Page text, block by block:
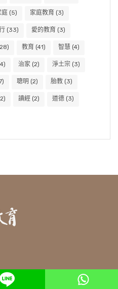
庭 (5) 家庭教育 (3)
(33) 愛的教育 (3)
教育 (41) 智慧 (4)
治家 (2) 淨土宗 (3)
聰明 (2) 胎教 (3)
讀經 (2) 道德 (3)